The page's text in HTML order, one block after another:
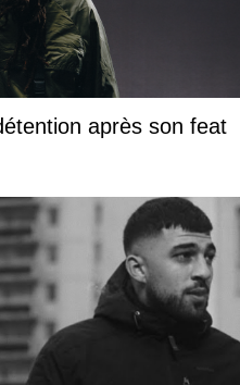
après son feat